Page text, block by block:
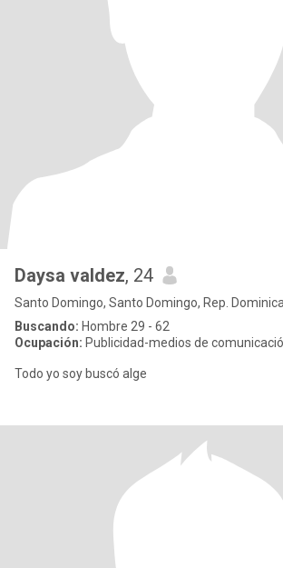
Daysa valdez, 24
Santo Domingo, Santo Domingo, Rep.
Buscando: Hombre 29 - 62
Ocupación: Publicidad-medios de
Todo yo soy buscó alge